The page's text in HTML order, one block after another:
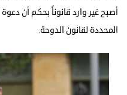
أصبح غير وارد قانوناً بحكم أن
المحددة لقانون الدوحة.